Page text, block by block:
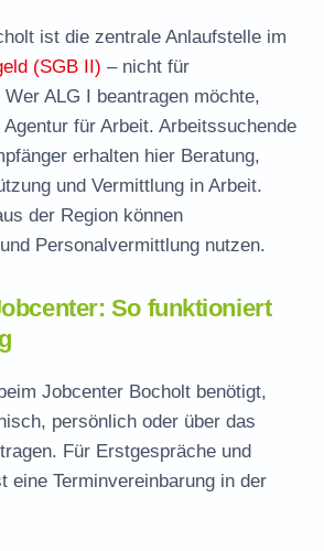
ist die zentrale Anlaufstelle im
(SGB II) – nicht für
ALG I beantragen möchte,
für Arbeit. Arbeitssuchende
erhalten hier Beratung,
und Vermittlung in Arbeit.
der Region können
Personalvermittlung nutzen.
So funktioniert
Jobcenter Bocholt benötigt,
persönlich oder über das
Für Erstgespräche und
eine Terminvereinbarung in der